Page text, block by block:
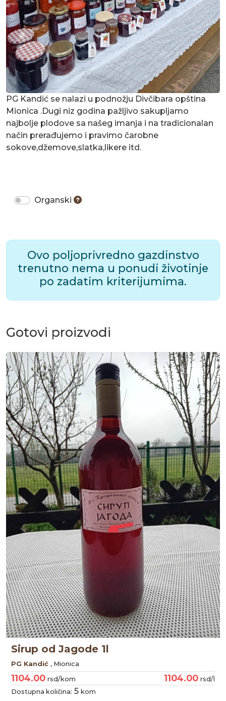
PG Kandić se nalazi u podnožju Divčibara opština
Mionica .Dugi niz godina pažljivo sakupljamo
najbolje plodove sa našeg imanja i na tradicionalan
način prerađujemo i pravimo čarobne
sokove,džemove,slatka,likere itd.
Organski
Ovo poljoprivredno gazdinstvo
trenutno nema u ponudi životinje
po zadatim kriterijumima.
Gotovi proizvodi
Sirup od Jagode 1l
PG Kandić , Mionica
1104.00 rsd/kom 1104.00 rsd/l
Dostupna količina: 5 kom